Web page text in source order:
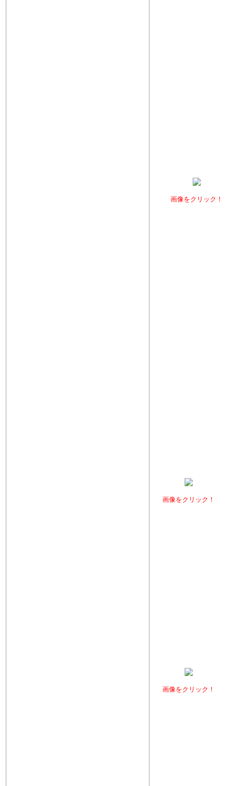
画像をクリック！
画像をクリック！
画像をクリック！